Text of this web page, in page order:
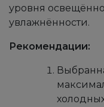
уровня
увлажнённости.
Рекомендации: